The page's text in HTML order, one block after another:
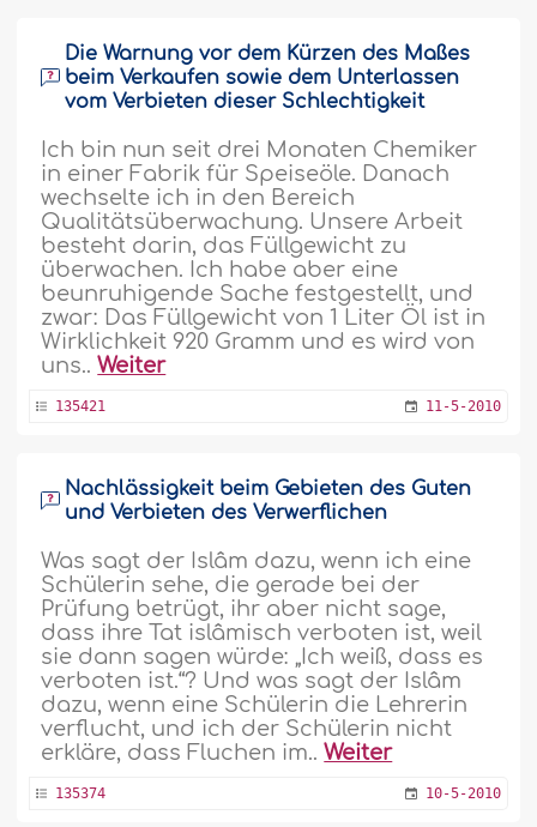
Die Warnung vor dem Kürzen des Maßes
beim Verkaufen sowie dem Unterlassen
vom Verbieten dieser Schlechtigkeit
Ich bin nun seit drei Monaten Chemiker
in einer Fabrik für Speiseöle. Danach
wechselte ich in den Bereich
Qualitätsüberwachung. Unsere Arbeit
besteht darin, das Füllgewicht zu
überwachen. Ich habe aber eine
beunruhigende Sache festgestellt, und
zwar: Das Füllgewicht von 1 Liter Öl ist in
Wirklichkeit 920 Gramm und es wird von
uns..Weiter
135421 11-5-2010
Nachlässigkeit beim Gebieten des Guten
und Verbieten des Verwerflichen
Was sagt der Islâm dazu, wenn ich eine
Schülerin sehe, die gerade bei der
Prüfung betrügt, ihr aber nicht sage,
dass ihre Tat islâmisch verboten ist, weil
sie dann sagen würde: „Ich weiß, dass es
verboten ist.“? Und was sagt der Islâm
dazu, wenn eine Schülerin die Lehrerin
verflucht, und ich der Schülerin nicht
erkläre, dass Fluchen im..Weiter
135374 10-5-2010